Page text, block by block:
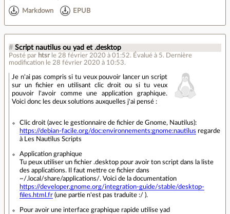
Markdown EPUB
# Script nautilus ou yad et .desktop
Posté par htsr le 28 février 2020 à 01:52. Évalué à 5. Dernière
modification le 28 février 2020 à 10:53.
Je n'ai pas compris si tu veux pouvoir lancer un script
sur un fichier en utilisant clic droit ou si tu veux
pouvoir l'avoir comme une application graphique.
Voici donc les deux solutions auxquelles j'ai pensé :
Clic droit (avec le gestionnaire de fichier de Gnome, Nautilus):
https://debian-facile.org/doc:environnements:gnome:nautilus regarde
à Les Nautilus Scripts
Application graphique
Tu peux utiliser un fichier .desktop pour avoir ton script dans la liste
des applications. Il faut mettre ce fichier dans
~/.local/share/applications/. Voici de la documentation
https://developer.gnome.org/integration-guide/stable/desktop-
files.html.fr (une partie n'est pas traduite :/ ).
Pour avoir une interface graphique rapide utilise yad